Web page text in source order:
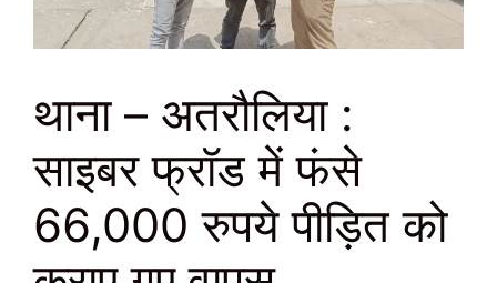
थाना – अतरौलिया :
साइबर फ्रॉड में फंसे
66,000 रुपये पीड़ित को